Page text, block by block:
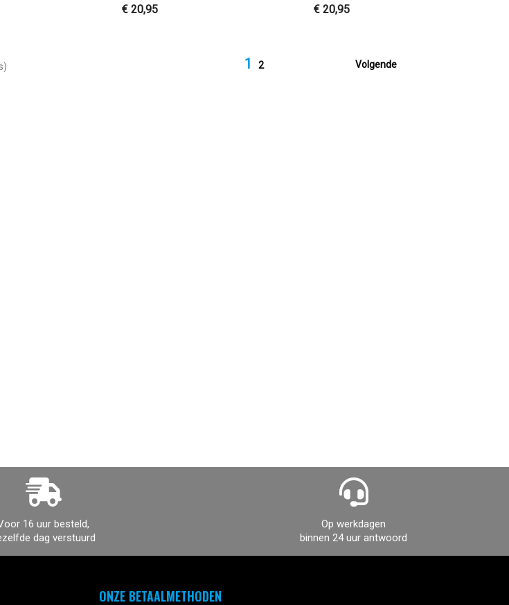
€ 20,95 € 20,95
1 2 Volgende
16 uur besteld,
dag verstuurd
Op werkdagen
binnen 24 uur antwoord
ONZE BETAALMETHODEN